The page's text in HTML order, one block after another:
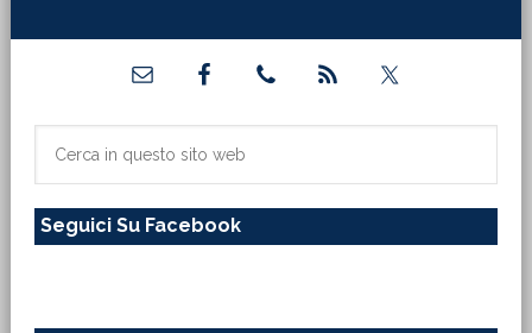
primaria
sito
Seguici Su Facebook